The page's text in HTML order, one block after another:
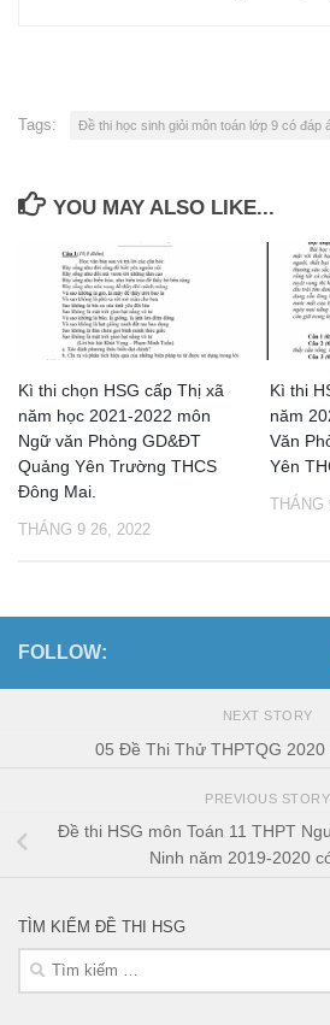
Tags: Đề thi học sinh giỏi môn toán lớp 9 có đáp
YOU MAY ALSO LIKE...
Kì thi chọn HSG cấp Thị xã
năm học 2021-2022 môn
Ngữ văn Phòng GD&ĐT
Quảng Yên Trường THCS
Đông Mai.
THÁNG 9 26, 2022
Kì thi
năm
Văn
Yên
THÁNG
FOLLOW:
NEXT STORY
05 Đề Thi Thử THPTQG 2020
PREVIOUS STORY
Đề thi HSG môn Toán 11 THPT
Ninh năm 2019-2020
TÌM KIẾM ĐỀ THI HSG
Tìm